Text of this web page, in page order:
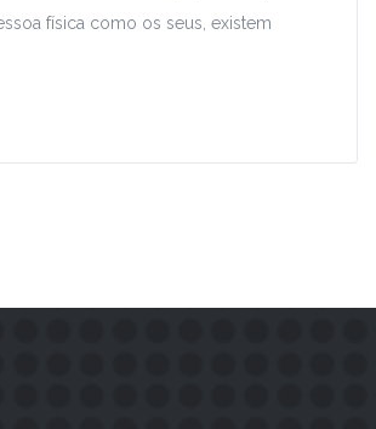
física como os seus, existem